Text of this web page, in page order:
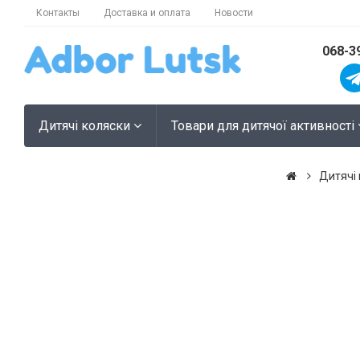
Контакты Доставка и оплата Новости
068-
Дитячі коляски Товари для дитячої активності
Дитячі